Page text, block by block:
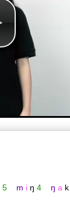
5 m i ŋ 4 ŋ a k